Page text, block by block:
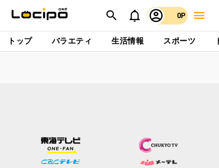
0P
トップ バラエティ 生活情報 スポーツ